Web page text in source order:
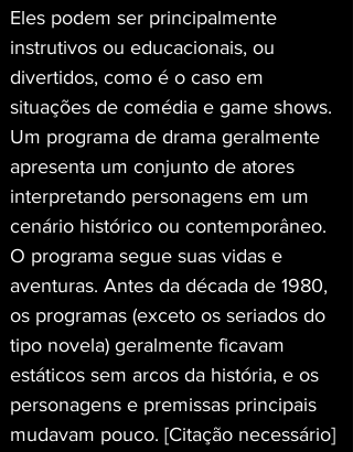
Eles podem ser principalmente
instrutivos ou educacionais, ou
divertidos, como é o caso em
situações de comédia e game shows.
Um programa de drama geralmente
apresenta um conjunto de atores
interpretando personagens em um
cenário histórico ou contemporâneo.
O programa segue suas vidas e
aventuras. Antes da década de 1980,
os programas (exceto os seriados do
tipo novela) geralmente ficavam
estáticos sem arcos da história, e os
personagens e premissas principais
mudavam pouco. [Citação necessário]